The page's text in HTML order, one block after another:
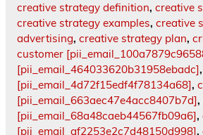
creative strategy definition, creative
creative strategy examples, creative
advertising, creative strategy plan,
customer
[pii_email_464033620b31958ebadc],
[pii_email_4d72f15edf4f78134a68],
[pii_email_663aec47e4acc8407b7d],
[pii_email_68a48caeb44567fb09a6],
[pii_email_af2253e2c7d48150d998],